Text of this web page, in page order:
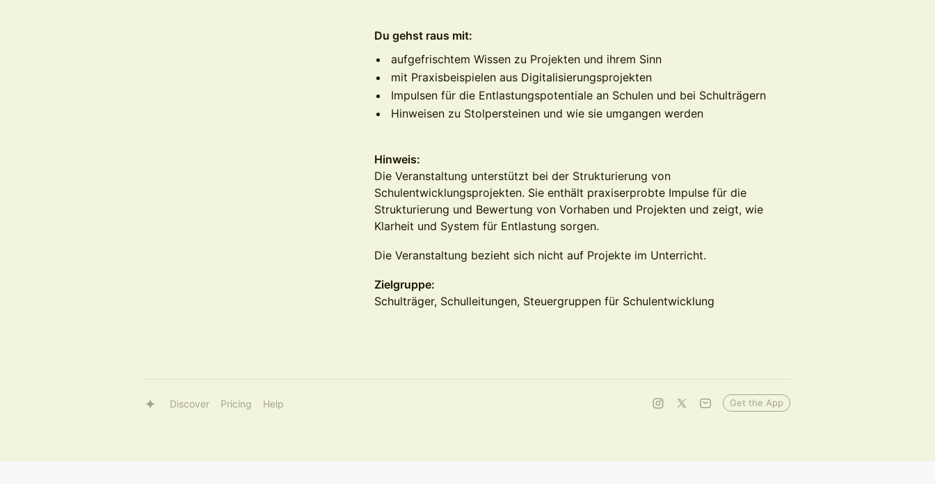
Du gehst raus mit:
aufgefrischtem Wissen zu Projekten und ihrem Sinn
mit Praxisbeispielen aus Digitalisierungsprojekten
Impulsen für die Entlastungspotentiale an Schulen und bei Schulträgern
Hinweisen zu Stolpersteinen und wie sie umgangen werden
Hinweis:
Die Veranstaltung unterstützt bei der Strukturierung von
Schulentwicklungsprojekten. Sie enthält praxiserprobte Impulse für die
Strukturierung und Bewertung von Vorhaben und Projekten und zeigt, wie
Klarheit und System für Entlastung sorgen.
Die Veranstaltung bezieht sich nicht auf Projekte im Unterricht.
Zielgruppe:
Schulträger, Schulleitungen, Steuergruppen für Schulentwicklung
Discover Pricing Help Get the App